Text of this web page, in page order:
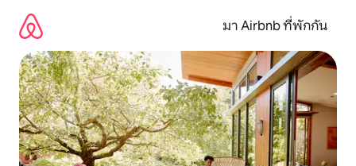
เนื้อหา
มา Airbnb ที่พักกัน